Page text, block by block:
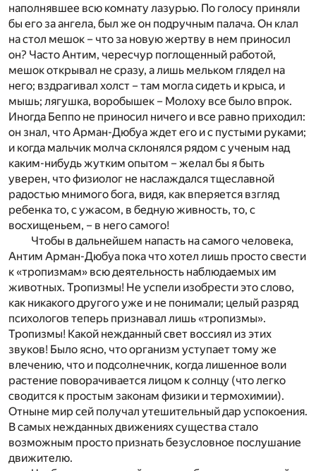
наполнявшее всю комнату лазурью. По голосу приняли
бы его за ангела, был же он подручным палача. Он клал
на стол мешок – что за новую жертву в нем приносил
он? Часто Антим, чересчур поглощенный работой,
мешок открывал не сразу, а лишь мельком глядел на
него; вздрагивал холст – там могла сидеть и крыса, и
мышь; лягушка, воробышек – Молоху все было впрок.
Иногда Беппо не приносил ничего и все равно приходил:
он знал, что Арман-Дюбуа ждет его и с пустыми руками;
и когда мальчик молча склонялся рядом с ученым над
каким-нибудь жутким опытом – желал бы я быть
уверен, что физиолог не наслаждался тщеславной
радостью мнимого бога, видя, как вперяется взгляд
ребенка то, с ужасом, в бедную живность, то, с
восхищеньем, – в него самого!
Чтобы в дальнейшем напасть на самого человека,
Антим Арман-Дюбуа пока что хотел лишь просто свести
к «тропизмам» всю деятельность наблюдаемых им
животных. Тропизмы! Не успели изобрести это слово,
как никакого другого уже и не понимали; целый разряд
психологов теперь признавал лишь «тропизмы».
Тропизмы! Какой нежданный свет воссиял из этих
звуков! Было ясно, что организм уступает тому же
влечению, что и подсолнечник, когда лишенное воли
растение поворачивается лицом к солнцу (что легко
сводится к простым законам физики и термохимии).
Отныне мир сей получал утешительный дар успокоения.
В самых нежданных движениях существа стало
возможным просто признать безусловное послушание
движителю.